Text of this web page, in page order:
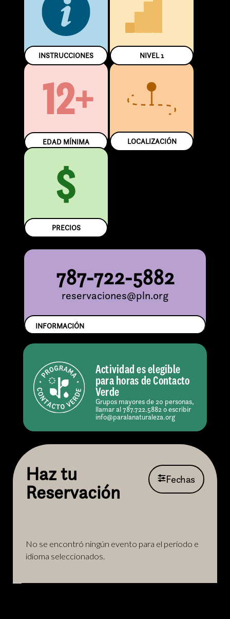
INSTRUCCIONES NIVEL1
12+
EDAD MÍNIMA LOCALIZACIÓN
$
PRECIOS
787-722-5882
reservaciones@pln.org
INFORMACIÓN
Actividad es elegible
para horas de Contacto
Verde
Grupos mayores de 20 personas,
llamar al 787.722.5882 o escribir
info@paralanaturaleza.org
Haz tu
Reservación
Fechas
No se encontró ningún evento para el período e
idioma seleccionados.